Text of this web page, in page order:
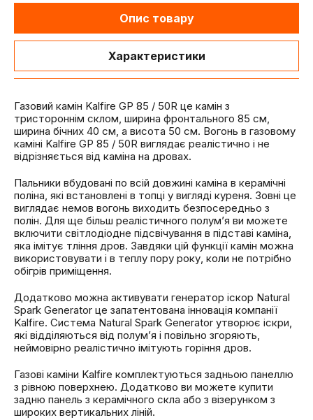
Опис товару
Характеристики
Газовий камін Kalfire GP 85 / 50R це камін з
тристороннім склом, ширина фронтального 85 см,
ширина бічних 40 см, а висота 50 см. Вогонь в газовому
каміні Kalfire GP 85 / 50R виглядає реалістично і не
відрізняється від каміна на дровах.
Пальники вбудовані по всій довжині каміна в керамічні
поліна, які встановлені в топці у вигляді куреня. Зовні це
виглядає немов вогонь виходить безпосередньо з
полін. Для ще більш реалістичного полум’я ви можете
включити світлодіодне підсвічування в підставі каміна,
яка імітує тління дров. Завдяки цій функції камін можна
використовувати і в теплу пору року, коли не потрібно
обігрів приміщення.
Додатково можна активувати генератор іскор Natural
Spark Generator це запатентована інновація компанії
Kalfire. Система Natural Spark Generator утворює іскри,
які відділяються від полум’я і повільно згоряють,
неймовірно реалістично імітують горіння дров.
Газові каміни Kalfire комплектуються задньою панеллю
з рівною поверхнею. Додатково ви можете купити
задню панель з керамічного скла або з візерунком з
широких вертикальних ліній.